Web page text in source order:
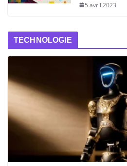
5 avril 2023
TECHNOLOGIE